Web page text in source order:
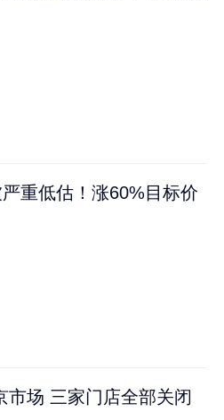
重低估！涨60%目标价
市场 三家门店全部关闭